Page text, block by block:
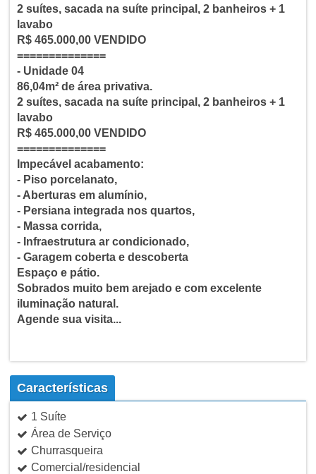
2 suítes, sacada na suíte principal, 2 banheiros + 1
lavabo
R$ 465.000,00 VENDIDO
==============
- Unidade 04
86,04m² de área privativa.
2 suítes, sacada na suíte principal, 2 banheiros + 1
lavabo
R$ 465.000,00 VENDIDO
==============
Impecável acabamento:
- Piso porcelanato,
- Aberturas em alumínio,
- Persiana integrada nos quartos,
- Massa corrida,
- Infraestrutura ar condicionado,
- Garagem coberta e descoberta
Espaço e pátio.
Sobrados muito bem arejado e com excelente
iluminação natural.
Agende sua visita...
Características
1 Suíte
Área de Serviço
Churrasqueira
Comercial/residencial